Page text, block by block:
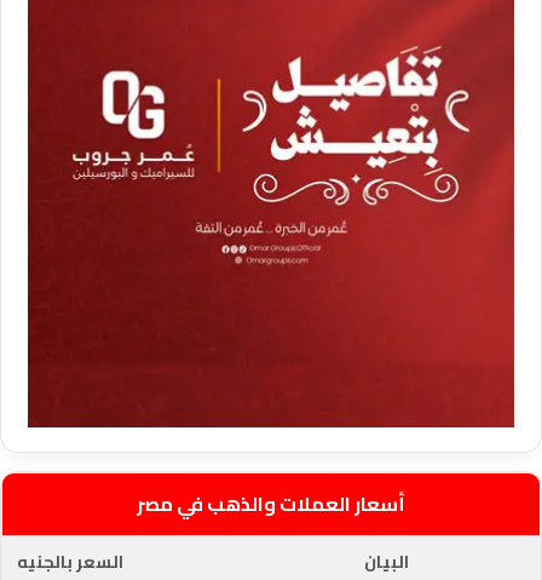
أسعار العملات والذهب في مصر
البيان
السعر بالجنيه